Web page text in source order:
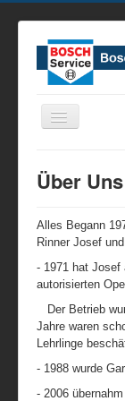
Navigation
an/aus
Leistungen
Verkauf
Über Uns
Kontakt
Impressum
Über Uns
Alles Begann
Rinner Josef
- 1971 hat Josef
autorisierten
Der Betrieb
Jahre waren
Lehrlinge
- 1988 wurde
- 2006